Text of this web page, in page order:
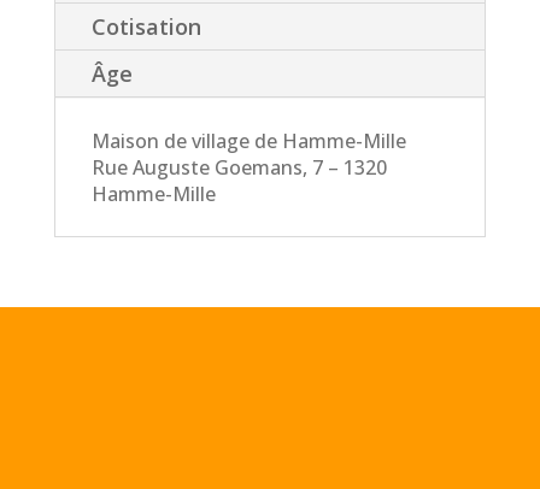
Cotisation
Âge
Maison de village de Hamme-Mille
Rue Auguste Goemans, 7 – 1320
Hamme-Mille